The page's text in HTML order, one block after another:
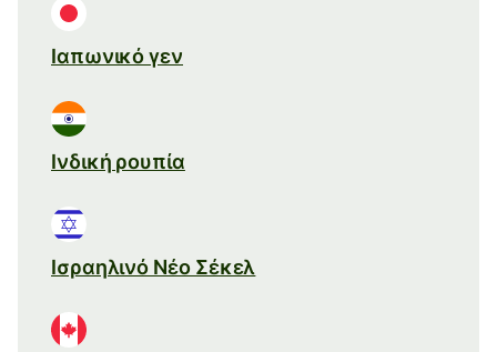
Ιαπωνικό γεν
Ινδική ρουπία
Ισραηλινό Νέο Σέκελ